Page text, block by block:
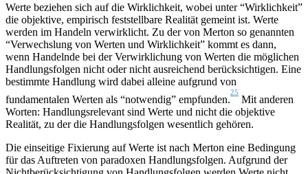
Werte beziehen sich auf die Wirklichkeit, wobei unter “Wirklichkeit”
die objektive, empirisch feststellbare Realität gemeint ist. Werte
werden im Handeln verwirklicht. Zu der von Merton so genannten
“Verwechslung von Werten und Wirklichkeit” kommt es dann,
wenn Handelnde bei der Verwirklichung von Werten die möglichen
Handlungsfolgen nicht oder nicht ausreichend berücksichtigen. Eine
bestimmte Handlung wird dabei alleine aufgrund von
fundamentalen Werten als “notwendig” empfunden.
25
Mit anderen
Worten: Handlungsrelevant sind Werte und nicht die objektive
Realität, zu der die Handlungsfolgen wesentlich gehören.
Die einseitige Fixierung auf Werte ist nach Merton eine Bedingung
für das Auftreten von paradoxen Handlungsfolgen. Aufgrund der